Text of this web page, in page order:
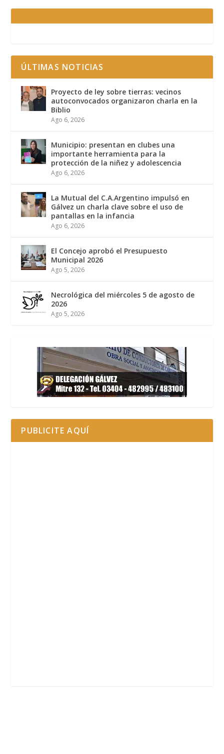
ÚLTIMAS NOTICIAS
Proyecto de ley sobre tierras: vecinos
autoconvocados organizaron charla en la
Biblio
Ago 6, 2026
Municipio: presentan en clubes una
importante herramienta para la
protección de la niñez y adolescencia
Ago 6, 2026
La Mutual del C.A.Argentino impulsó en
Gálvez un charla clave sobre el uso de
pantallas en la infancia
Ago 6, 2026
El Concejo aprobó el Presupuesto
Municipal 2026
Ago 5, 2026
Necrológica del miércoles 5 de agosto de
2026
Ago 5, 2026
PUBLICITE AQUÍ